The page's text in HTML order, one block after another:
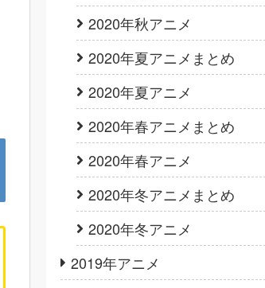
2020年秋アニメ
2020年夏アニメまとめ
2020年夏アニメ
2020年春アニメまとめ
2020年春アニメ
2020年冬アニメまとめ
2020年冬アニメ
2019年アニメ